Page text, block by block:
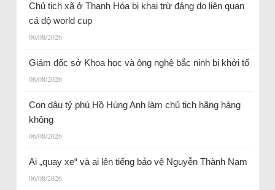
Chủ tịch xã ở Thanh Hóa bị khai trừ đảng do liên quan
cá độ world cup
06/08/2026
Giám đốc sở Khoa học và ông nghệ bắc ninh bị khởi tố
06/08/2026
Con dâu tỷ phú Hồ Hùng Anh làm chủ tịch hãng hàng
không
06/08/2026
Ai „quay xe“ và ai lên tiếng bảo vệ Nguyễn Thành Nam
06/08/2026